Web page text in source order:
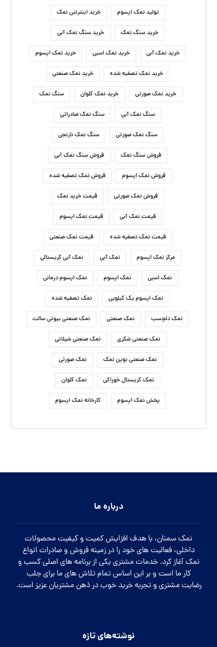
تولید نمک اپسوم خرید اینترنتی نمک
خرید سنگ نمک خرید سنگ نمک آبی
خرید نمک آبی خرید نمک اسبی خرید نمک اپسوم
خرید نمک تصفیه شده خرید نمک صنعتی
خرید نمک صورتی خرید نمک کلوان سنگ نمک
سنگ نمک آبی سنگ نمک صادراتی
سنگ نمک صورتی سنگ نمک نارنجی
فروش سنگ نمک فروش سنگ نمک آبی
فروش نمک اپسوم فروش نمک تصفیه شده
فروش نمک صورتی قیمت خرید نمک
قیمت نمک آبی قیمت نمک اپسوم
قیمت نمک تصفیه شده قیمت نمک صنعتی
مرکز نمک اپسوم نمک آبی نمک آبی کریستالی
نمک اسبی نمک اپسوم نمک اپسوم درمانی
نمک اپسوم یک کیلویی نمک تصفیه شده
نمک دلچسب نمک صنعتی نمک صنعتی بیوتی سالت
نمک صنعتی شکری نمک صنعتی شیلاتی
نمک صنعتی نوین نمک نمک صورتی
نمک کریستال خوراکی نمک کلوان
پخش نمک اپسوم کارخانه نمک اپسوم
درباره ما
نمک سمنان، با هدف افزایش کمیت و کیفیت محصولات
داخلی، فعالیت های خود را در زمینه فروش و صادرات انواع
نمک آغاز کرد. خدمات مشتری یکی از برنامه های اصلی کسب و
کار ما است و بر این اساس تمام تلاش های ما برای جلب
رضایت مشتری و تجربه خرید خوب در ذهن مشتریان عزیز است.
نوشته‌های تازه